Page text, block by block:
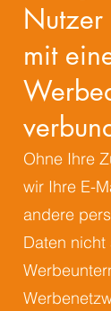
Nutzer
mit
Ohne Ihre
wir Ihre E-
andere
Daten nicht